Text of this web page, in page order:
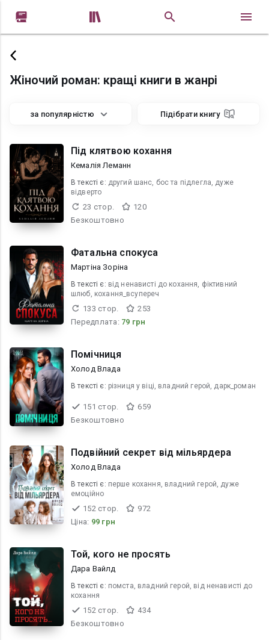
 
Жіночий роман: кращі книги в жанрі
за популярністю Підібрати книгу
Під клятвою кохання
Кемалія Леманн
В текcті є: другий шанс, бос та підлегла, дуже
відверто
23 стор.
120
Безкоштовно
Фатальна спокуса
Мартіна Зоріна
В текcті є: від ненависті до кохання, фіктивний
шлюб, кохання_всупереч
133 стор.
253
Передплата: 79 грн
Помічниця
Холод Влада
В текcті є: різниця у віці, владний герой, дарк_роман
151 стор.
659
Безкоштовно
Подвійний секрет від мільярдера
Холод Влада
В текcті є: перше кохання, владний герой, дуже
емоційно
152 стор.
972
Ціна: 99 грн
Той, кого не просять
Дара Вайлд
В текcті є: помста, владний герой, від ненависті до
кохання
152 стор.
434
Безкоштовно